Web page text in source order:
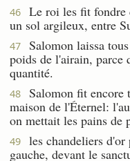
46
Le roi les fit fondre
un sol argileux, entre
47
Salomon laissa
poids de l'airain, parce
quantité.
48
Salomon fit encore
maison de l'Éternel:
on mettait les pains de
49
les chandeliers
gauche, devant le